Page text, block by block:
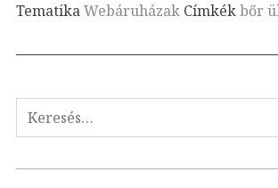
TematikaWebáruházak Címkékbőr
Keresés: